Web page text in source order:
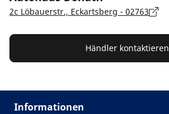
2c Löbauerstr., Eckartsberg - 02763
Händler kontaktieren
Informationen